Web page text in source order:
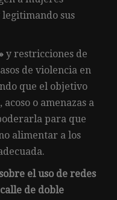
sus
y restricciones de
de violencia en
que el objetivo
o amenazas a
para que
alimentar a los
el uso de redes
de doble